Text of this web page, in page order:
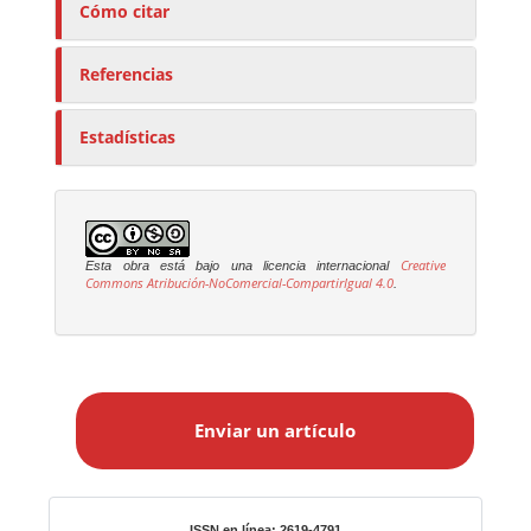
Cómo citar
Referencias
Estadísticas
Esta obra está bajo una licencia internacional
Creative
Commons Atribución-NoComercial-CompartirIgual 4.0
a
Enviar un artículo